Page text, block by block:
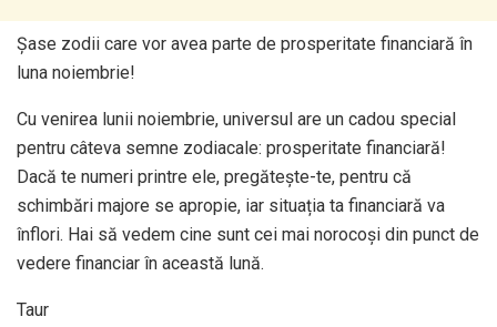
Șase zodii care vor avea parte de prosperitate financiară în
luna noiembrie!
Cu venirea lunii noiembrie, universul are un cadou special
pentru câteva semne zodiacale: prosperitate financiară!
Dacă te numeri printre ele, pregătește-te, pentru că
schimbări majore se apropie, iar situația ta financiară va
înflori. Hai să vedem cine sunt cei mai norocoși din punct de
vedere financiar în această lună.
Taur